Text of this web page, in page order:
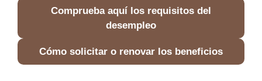
Comprueba aquí los requisitos del
desempleo
Cómo solicitar o renovar los beneficios